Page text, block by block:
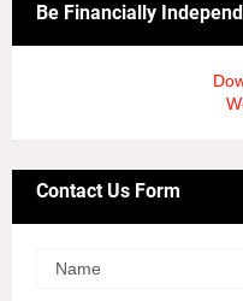
Be Financially
Contact Us Form